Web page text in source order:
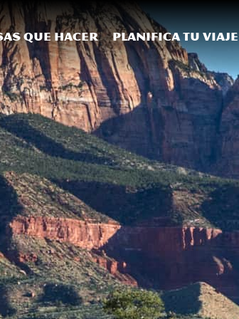
que hacer Planifica tu viaje